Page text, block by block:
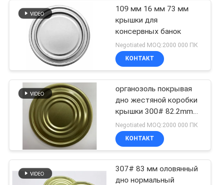
109 мм 16 мм 73 мм
крышки для
консервных банок
Negotiated MOQ:2000 000 ПК
КОНТАКТ
органозоль покрывая
дно жестяной коробки
крышки 300# 82.2mm
73mm крышек
жестяной коробки BPA
свободное
Negotiated MOQ:2000 000 ПК
КОНТАКТ
307# 83 мм оловянный
дно нормальный